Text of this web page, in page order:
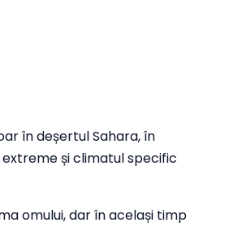
în deșertul Sahara, în
și climatul specific
omului, dar în același timp